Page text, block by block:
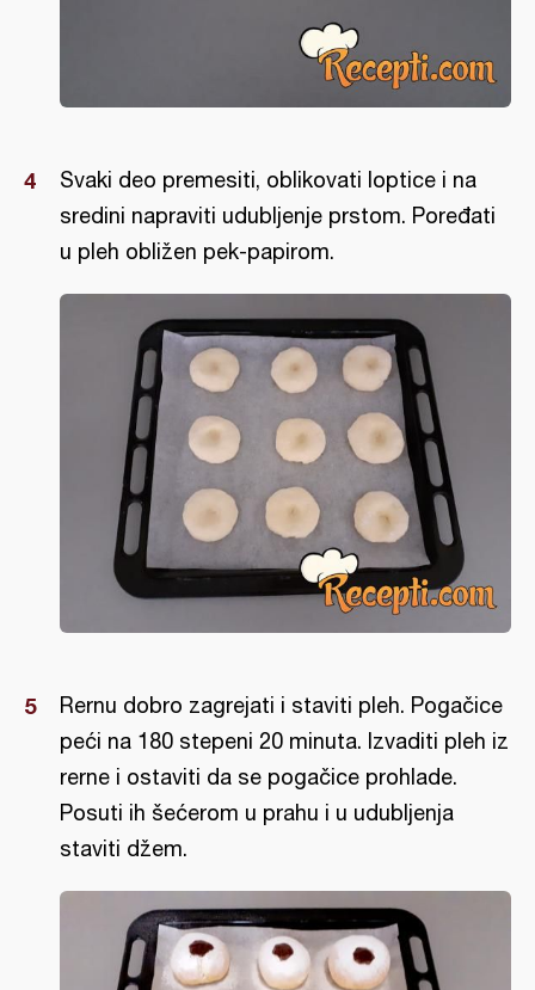
Svaki deo premesiti, oblikovati loptice i na
sredini napraviti udubljenje prstom. Poređati
u pleh obližen pek-papirom.
Rernu dobro zagrejati i staviti pleh. Pogačice
peći na 180 stepeni 20 minuta. Izvaditi pleh iz
rerne i ostaviti da se pogačice prohlade.
Posuti ih šećerom u prahu i u udubljenja
staviti džem.